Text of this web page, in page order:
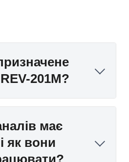
201M?
має
як вони